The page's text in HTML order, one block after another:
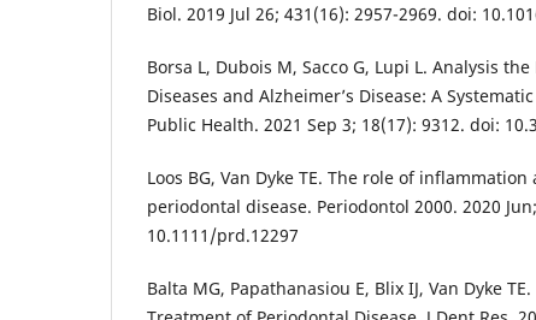
Biol. 2019 Jul 26; 431(16): 2957-2969. doi:
Borsa L, Dubois M, Sacco G, Lupi L. Analysis
Diseases and Alzheimer’s Disease: A
Public Health. 2021 Sep 3; 18(17): 9312. doi:
Loos BG, Van Dyke TE. The role of
periodontal disease. Periodontol 2000. 2020
10.1111/prd.12297
Balta MG, Papathanasiou E, Blix IJ, Van Dyke